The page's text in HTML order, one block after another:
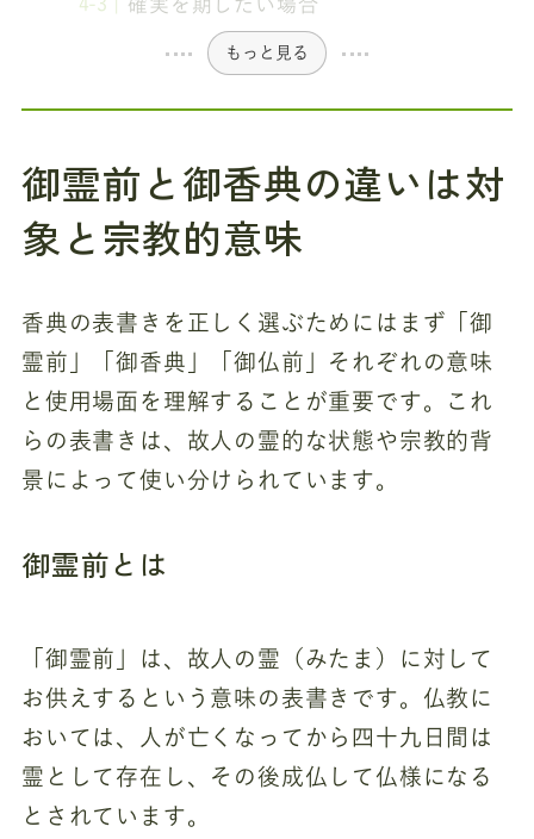
もっと見る
御霊前と御香典の違いは対
象と宗教的意味
香典の表書きを正しく選ぶためにはまず「御
霊前」「御香典」「御仏前」それぞれの意味
と使用場面を理解することが重要です。これ
らの表書きは、故人の霊的な状態や宗教的背
景によって使い分けられています。
御霊前とは
「御霊前」は、故人の霊（みたま）に対して
お供えするという意味の表書きです。仏教に
おいては、人が亡くなってから四十九日間は
霊として存在し、その後成仏して仏様になる
とされています。